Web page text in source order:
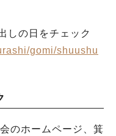
しの日をチェック
gomi/shuushu
のホームページ、箕